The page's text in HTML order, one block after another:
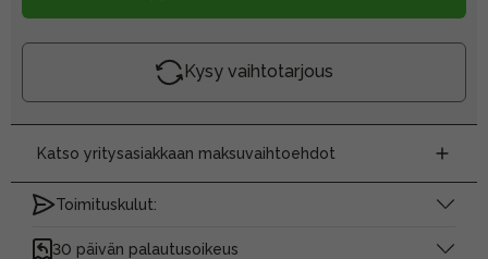
Kysy vaihtotarjous
Katso yritysasiakkaan maksuvaihtoehdot
Toimituskulut:
30 päivän palautusoikeus